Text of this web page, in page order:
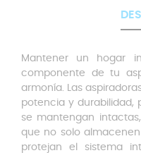
Mantener un hogar
componente de tu
armonía. Las
potencia y durabilidad,
se mantengan
que no solo
protejan el sistema